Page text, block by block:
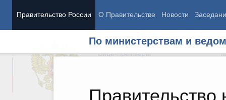
Правительство России О Правительстве Новости
По министерствам и
Председатель Правительства
Вице-премьеры